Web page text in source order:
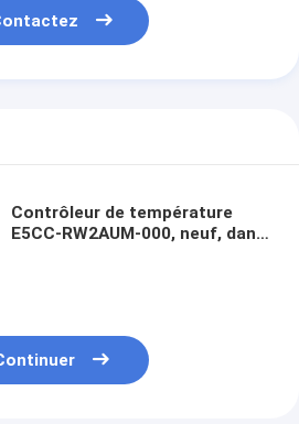
Contrôleur de température
E5CC-RW2AUM-000, neuf, dans